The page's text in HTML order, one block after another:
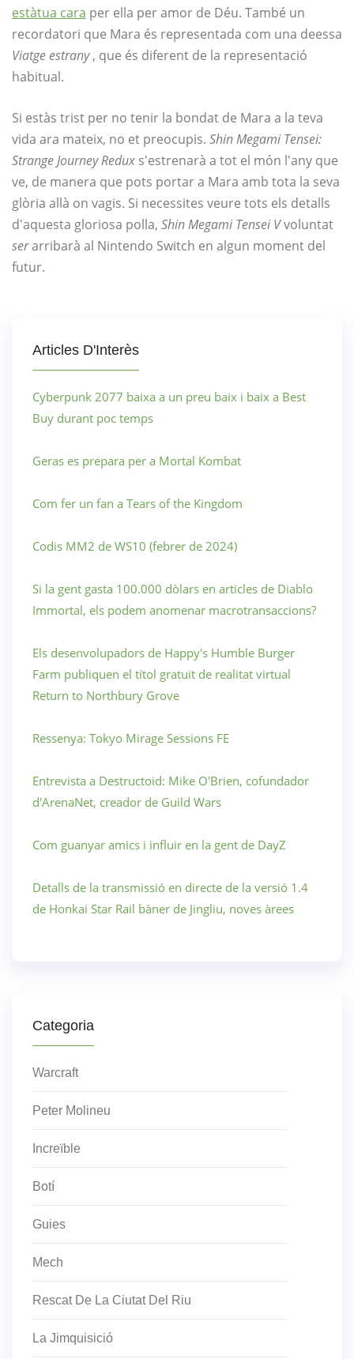
estàtua cara per ella per amor de Déu. També un
recordatori que Mara és representada com una deessa
Viatge estrany, que és diferent de la representació
habitual.
Si estàs trist per no tenir la bondat de Mara a la teva
vida ara mateix, no et preocupis. Shin Megami Tensei:
Strange Journey Redux s'estrenarà a tot el món l'any que
ve, de manera que pots portar a Mara amb tota la seva
glòria allà on vagis. Si necessites veure tots els detalls
d'aquesta gloriosa polla, Shin Megami Tensei Vvoluntat
serarribarà al Nintendo Switch en algun moment del
futur.
Articles D'Interès
Cyberpunk 2077 baixa a un preu baix i baix a Best
Buy durant poc temps
Geras es prepara per a Mortal Kombat
Com fer un fan a Tears of the Kingdom
Codis MM2 de WS10 (febrer de 2024)
Si la gent gasta 100.000 dòlars en articles de Diablo
Immortal, els podem anomenar macrotransaccions?
Els desenvolupadors de Happy's Humble Burger
Farm publiquen el títol gratuït de realitat virtual
Return to Northbury Grove
Ressenya: Tokyo Mirage Sessions FE
Entrevista a Destructoid: Mike O'Brien, cofundador
d'ArenaNet, creador de Guild Wars
Com guanyar amics i influir en la gent de DayZ
Detalls de la transmissió en directe de la versió 1.4
de Honkai Star Rail bàner de Jingliu, noves àrees
Categoria
Warcraft
Peter Molineu
Increïble
Botí
Guies
Mech
Rescat De La Ciutat Del Riu
La Jimquisició